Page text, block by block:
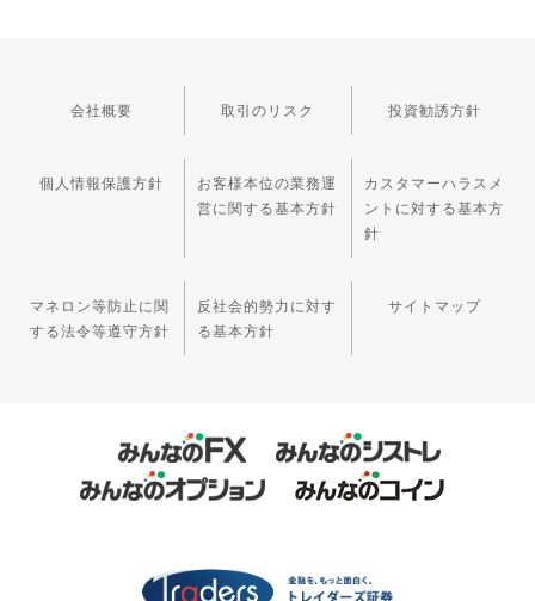
会社概要 取引のリスク 投資勧誘方針
個人情報保護方針
お客様本位の業務運
営に関する基本方針
カスタマーハラスメ
ントに対する基本方
針
マネロン等防止に関
する法令等遵守方針
反社会的勢力に対す
る基本方針
サイトマップ